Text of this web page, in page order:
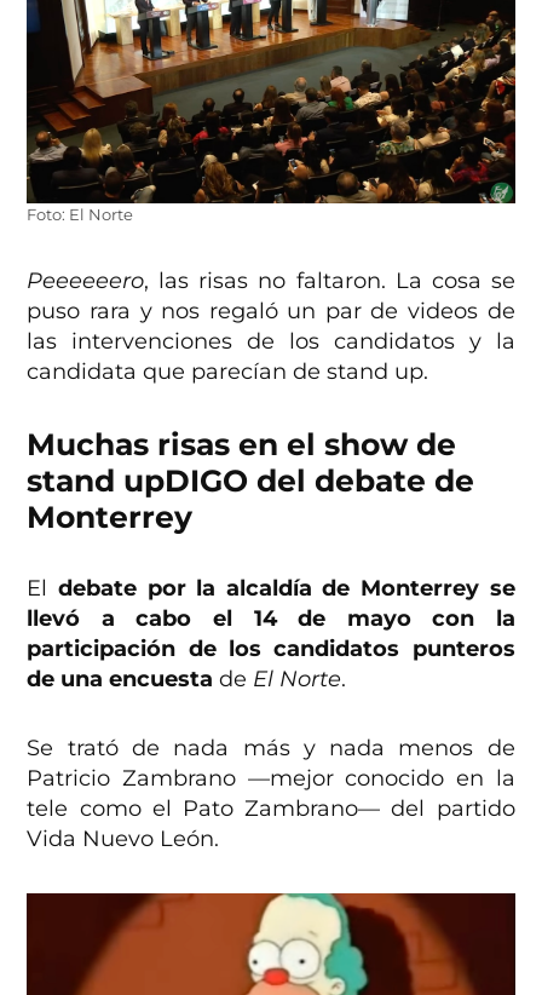
Foto: El Norte
Peeeeeero, las risas no faltaron. La cosa se
puso rara y nos regaló un par de videos de
las intervenciones de los candidatos y la
candidata que parecían de stand up.
Muchas risas en el show de
stand upDIGO del debate de
Monterrey
Eldebate por la alcaldía de Monterrey se
llevó a cabo el 14 de mayo con la
participación de los candidatos punteros
de una encuesta de El Norte.
Se trató de nada más y nada menos de
Patricio Zambrano —mejor conocido en la
tele como el Pato Zambrano— del partido
Vida Nuevo León.